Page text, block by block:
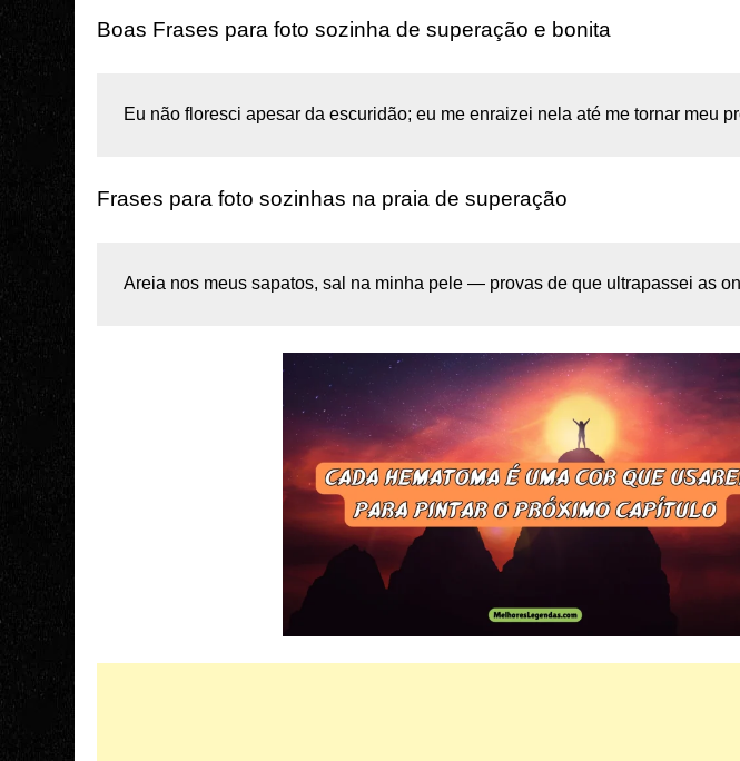
Boas Frases para foto sozinha de superação e bonita
Eu não floresci apesar da escuridão; eu me enraizei nela até me tornar meu
Frases para foto sozinhas na praia de superação
Areia nos meus sapatos, sal na minha pele — provas de que ultrapassei as